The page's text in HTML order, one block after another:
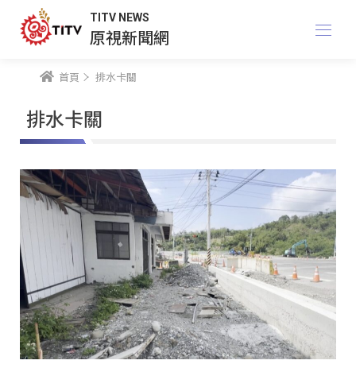
TITV NEWS
原視新聞網
首頁 排水卡關
排水卡關